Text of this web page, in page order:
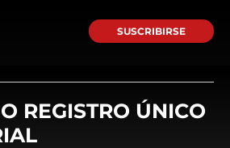
SUSCRIBIRSE
REGISTRO ÚNICO